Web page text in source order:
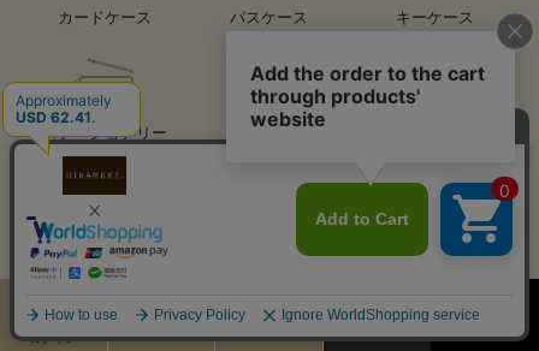
カードケース パスケース キーケース
ステーショナリー バッグ
アクセサリー
ログイン